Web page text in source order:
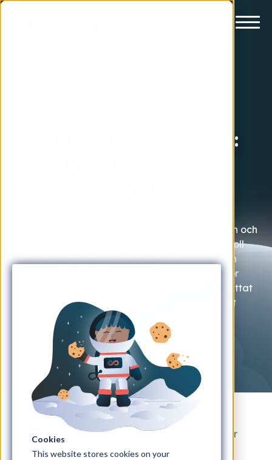
Cookies
This website stores cookies on your
#Månresan avsnitt 227:
Det är tisdag, andra veckan efter julledigheten och
idag får vi följa Jessica på iGoMoon, i hennes roll
som UX/UI designer. Det är även andra veckan
totalt för henne som anställd. Jessica gjorde för
några år sedan en praktik hos oss och har nu hittat
tillbaka till månen efter att Mattias tog kontakt
med henne på LinkedIn.
#Månresan
#Månresan avsnitt 227: Nygammal designer
tillbaka på månen